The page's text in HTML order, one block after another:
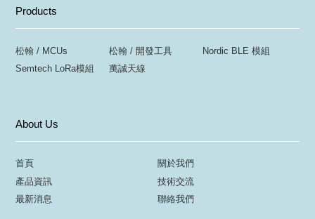
Products
松翰 / MCUs 松翰 / 開發工具
Nordic BLE 模組
Semtech LoRa模組
萬誠天線
About Us
首頁
關於我們
產品資訊
技術交流
最新消息
聯絡我們